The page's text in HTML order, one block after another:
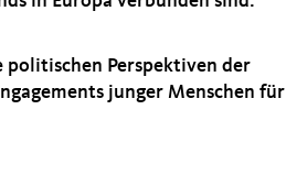
Perspektiven der
junger Menschen für